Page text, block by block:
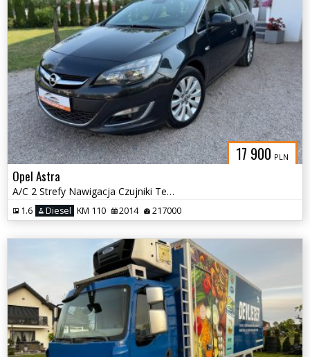
17 900 PLN
Opel Astra
A/C 2 Strefy Nawigacja Czujniki Tempomat
1.6 Diesel KM 110 2014 217000